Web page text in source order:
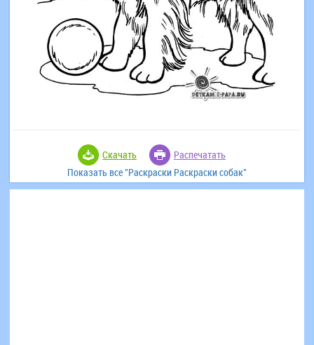
Скачать
Распечатать
Показать все "Раскраски Раскраски собак"